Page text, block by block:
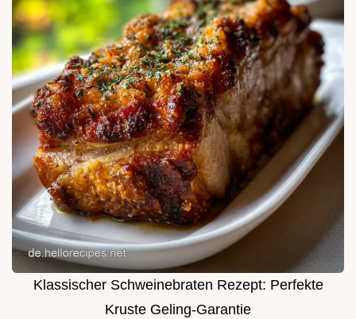
Klassischer Schweinebraten Rezept: Perfekte
Kruste Geling-Garantie